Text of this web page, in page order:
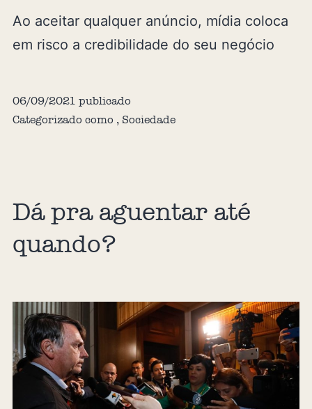
Ao aceitar qualquer anúncio, mídia coloca
em risco a credibilidade do seu negócio
06/09/2021 publicado
Categorizado como , Sociedade
Dá pra aguentar até
quando?